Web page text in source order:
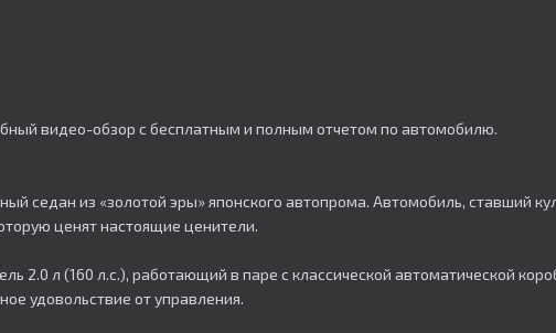
видео-обзор с бесплатным и полным отчетом по автомобилю.
седан из «золотой эры» японского автопрома. Автомобиль, ставший
ценят настоящие ценители.
2.0 л (160 л.с.), работающий в паре с классической автоматической
удовольствие от управления.